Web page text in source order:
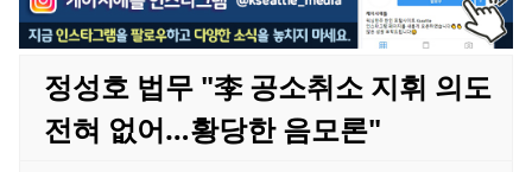
정성호 법무 "李 공소취소 지휘 의도
전혀 없어…황당한 음모론"